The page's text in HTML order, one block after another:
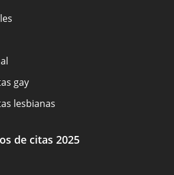
gay
lesbianas
de citas 2025